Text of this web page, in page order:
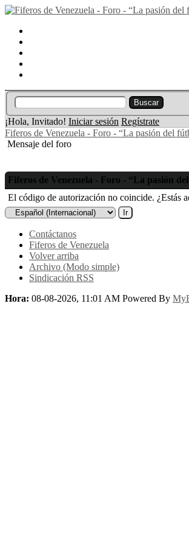
¡Hola, Invitado! Iniciar sesión Regístrate
Fiferos de Venezuela - Foro - “La pasión del
Mensaje del foro
Fiferos de Venezuela - Foro - “La pasión
El código de autorización no coincide. ¿Estás
Contáctanos
Fiferos de Venezuela
Volver arriba
Archivo (Modo simple)
Sindicación RSS
Hora: 08-08-2026, 11:01 AM Powered By